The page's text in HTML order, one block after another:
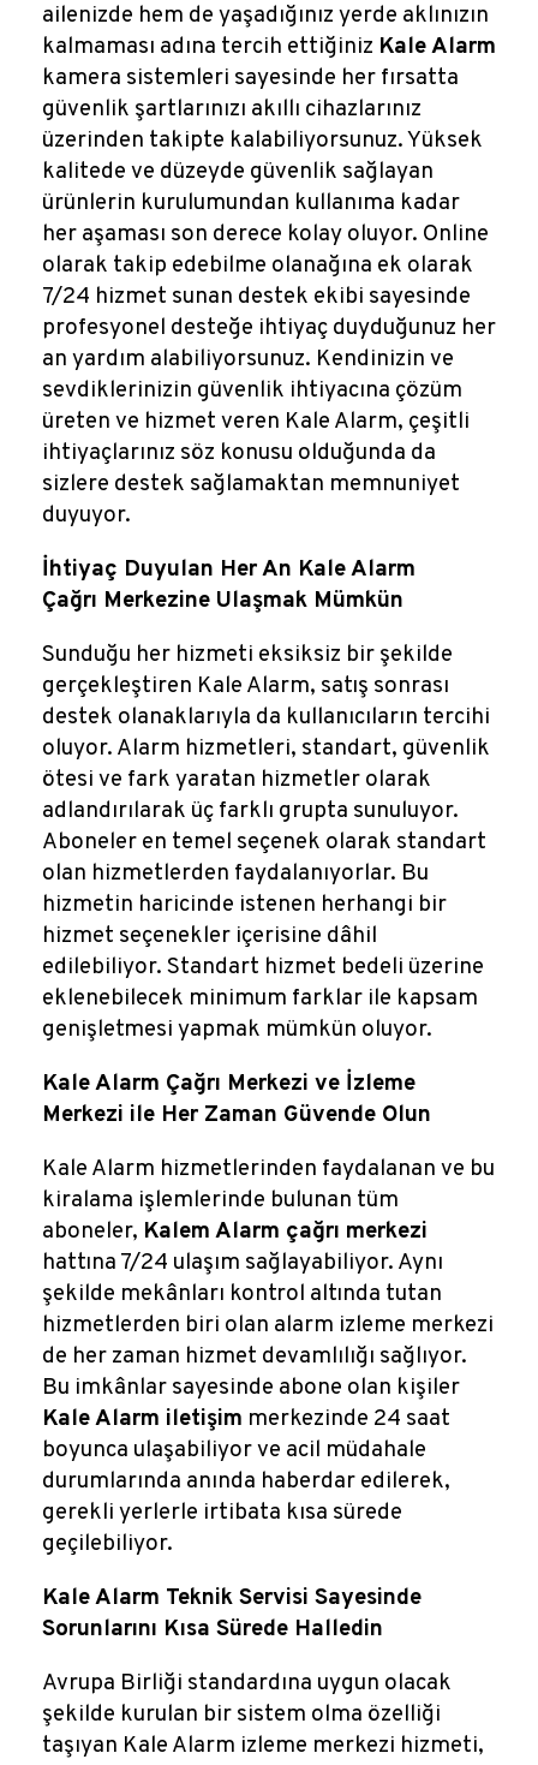
ailenizde hem de yaşadığınız yerde aklınızın
kalmaması adına tercih ettiğiniz Kale Alarm
kamera sistemleri sayesinde her fırsatta
güvenlik şartlarınızı akıllı cihazlarınız
üzerinden takipte kalabiliyorsunuz. Yüksek
kalitede ve düzeyde güvenlik sağlayan
ürünlerin kurulumundan kullanıma kadar
her aşaması son derece kolay oluyor. Online
olarak takip edebilme olanağına ek olarak
7/24 hizmet sunan destek ekibi sayesinde
profesyonel desteğe ihtiyaç duyduğunuz her
an yardım alabiliyorsunuz. Kendinizin ve
sevdiklerinizin güvenlik ihtiyacına çözüm
üreten ve hizmet veren Kale Alarm, çeşitli
ihtiyaçlarınız söz konusu olduğunda da
sizlere destek sağlamaktan memnuniyet
duyuyor.
İhtiyaç Duyulan Her An Kale Alarm
Çağrı Merkezine Ulaşmak Mümkün
Sunduğu her hizmeti eksiksiz bir şekilde
gerçekleştiren Kale Alarm, satış sonrası
destek olanaklarıyla da kullanıcıların tercihi
oluyor. Alarm hizmetleri, standart, güvenlik
ötesi ve fark yaratan hizmetler olarak
adlandırılarak üç farklı grupta sunuluyor.
Aboneler en temel seçenek olarak standart
olan hizmetlerden faydalanıyorlar. Bu
hizmetin haricinde istenen herhangi bir
hizmet seçenekler içerisine dâhil
edilebiliyor. Standart hizmet bedeli üzerine
eklenebilecek minimum farklar ile kapsam
genişletmesi yapmak mümkün oluyor.
Kale Alarm Çağrı Merkezi ve İzleme
Merkezi ile Her Zaman Güvende Olun
Kale Alarm hizmetlerinden faydalanan ve bu
kiralama işlemlerinde bulunan tüm
aboneler, Kalem Alarm çağrı merkezi
hattına 7/24 ulaşım sağlayabiliyor. Aynı
şekilde mekânları kontrol altında tutan
hizmetlerden biri olan alarm izleme merkezi
de her zaman hizmet devamlılığı sağlıyor.
Bu imkânlar sayesinde abone olan kişiler
Kale Alarm iletişim merkezinde 24 saat
boyunca ulaşabiliyor ve acil müdahale
durumlarında anında haberdar edilerek,
gerekli yerlerle irtibata kısa sürede
geçilebiliyor.
Kale Alarm Teknik Servisi Sayesinde
Sorunlarını Kısa Sürede Halledin
Avrupa Birliği standardına uygun olacak
şekilde kurulan bir sistem olma özelliği
taşıyan Kale Alarm izleme merkezi hizmeti,